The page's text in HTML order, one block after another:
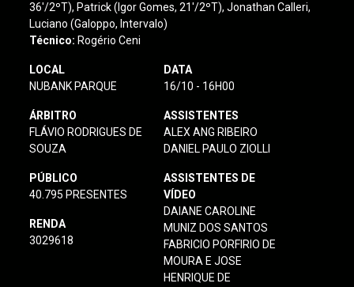
36'/2ºT), Patrick (Igor Gomes, 21'/2ºT), Jonathan Calleri,
Luciano (Galoppo, Intervalo)
Técnico: Rogério Ceni
LOCAL
NUBANK PARQUE
DATA
16/10 - 16H00
ÁRBITRO
FLÁVIO RODRIGUES DE
SOUZA
PÚBLICO
40.795 PRESENTES
RENDA
3029618
ASSISTENTES
ALEX ANG RIBEIRO
DANIEL PAULO ZIOLLI
ASSISTENTES DE
VÍDEO
DAIANE CAROLINE
MUNIZ DOS SANTOS
FABRICIO PORFIRIO DE
MOURA E JOSE
HENRIQUE DE